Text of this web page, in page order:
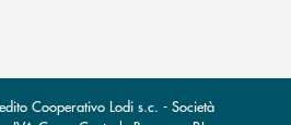
Cooperativo Lodi s.c. - Società